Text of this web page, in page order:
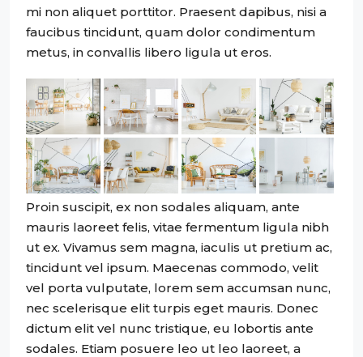
mi non aliquet porttitor. Praesent dapibus, nisi a
faucibus tincidunt, quam dolor condimentum
metus, in convallis libero ligula ut eros.
Proin suscipit, ex non sodales aliquam, ante
mauris laoreet felis, vitae fermentum ligula nibh
ut ex. Vivamus sem magna, iaculis ut pretium ac,
tincidunt vel ipsum. Maecenas commodo, velit
vel porta vulputate, lorem sem accumsan nunc,
nec scelerisque elit turpis eget mauris. Donec
dictum elit vel nunc tristique, eu lobortis ante
sodales. Etiam posuere leo ut leo laoreet, a